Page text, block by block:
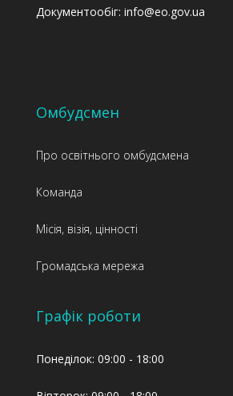
Документообіг: info@eo.gov.ua
Омбудсмен
Про освітнього омбудсмена
Команда
Місія, візія, цінності
Громадська мережа
Графік роботи
Понеділок: 09:00 - 18:00